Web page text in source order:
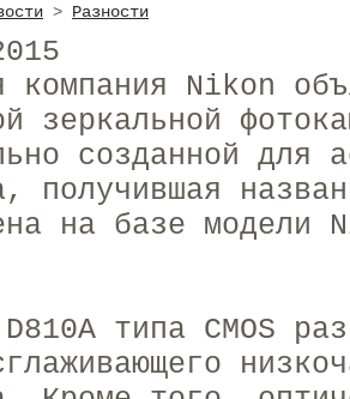
> Разности
компания Nikon
зеркальной
созданной для
получившая
на базе модели
типа CMOS